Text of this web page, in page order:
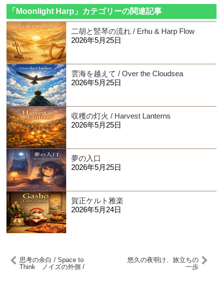
「Moonlight Harp」カテゴリーの関連記事
二胡と竪琴の流れ / Erhu & Harp Flow
2026年5月25日
雲海を越えて / Over the Cloudsea
2026年5月25日
収穫の灯火 / Harvest Lanterns
2026年5月25日
夢の入口
2026年5月25日
賀正ケルト雅楽
2026年5月24日
思考の余白 / Space to
Think ノイズの外側 /
悠久の夜明け、旅立ちの
一歩